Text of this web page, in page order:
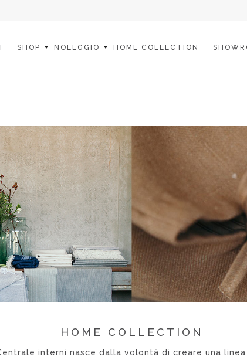
SHOP NOLEGGIO HOME COLLECTION
HOME COLLECTION
interni nasce dalla volontà di creare una